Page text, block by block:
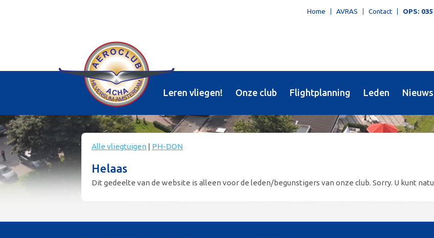
Home AVRAS Contact OPS:
Leren vliegen! Onze club Flightplanning Leden Nieuws
Alle vliegtuigen | PH-DON
Helaas
Dit gedeelte van de website is alleen voor de leden/begunstigers van onze club. Sorry. U kunt